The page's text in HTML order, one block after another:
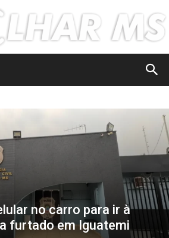
MS
no carro para ir à
furtado em Iguatemi